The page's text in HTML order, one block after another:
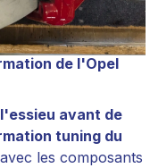
de l'Opel
avant de
tuning du
les composants